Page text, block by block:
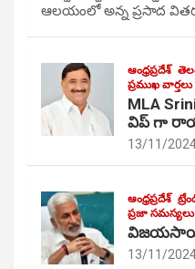
ఆలయంలో అన్న ప్రసాద
ఆంధ్రప్రదేశ్
ప్రముఖ వార్తలు
MLA
విప్ గా
13/11/
ఆంధ్రప్రదేశ్
ప్రజా సమస్యలు
13/11/